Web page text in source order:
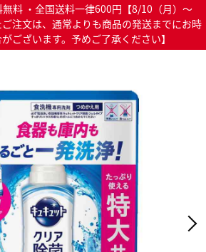
料 ・全国送料一律600円【8/10（月）～
注文は、通常よりも商品の発送までにお時
ございます。予めご了承ください】